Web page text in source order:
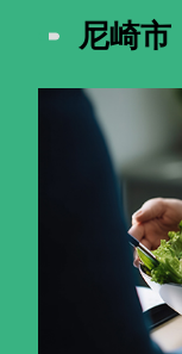
尼崎市